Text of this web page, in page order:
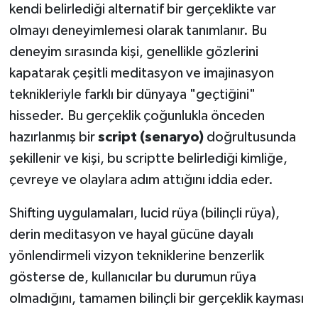
kendi belirlediği alternatif bir gerçeklikte var
olmayı deneyimlemesi olarak tanımlanır. Bu
deneyim sırasında kişi, genellikle gözlerini
kapatarak çeşitli meditasyon ve imajinasyon
teknikleriyle farklı bir dünyaya "geçtiğini"
hisseder. Bu gerçeklik çoğunlukla önceden
hazırlanmış bir script (senaryo)doğrultusunda
şekillenir ve kişi, bu scriptte belirlediği kimliğe,
çevreye ve olaylara adım attığını iddia eder.
Shifting uygulamaları, lucid rüya (bilinçli rüya),
derin meditasyon ve hayal gücüne dayalı
yönlendirmeli vizyon tekniklerine benzerlik
gösterse de, kullanıcılar bu durumun rüya
olmadığını, tamamen bilinçli bir gerçeklik kayması